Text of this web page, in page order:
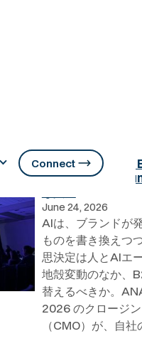
Connect
ANA Masters of
ョンレポート：
June 24, 2026
AIは、ブランドが
ものを書き換えつ
思決定は人とAIエ
地殻変動のなか、
替えるべきか。
2026 のクロージ
（CMO）が、自